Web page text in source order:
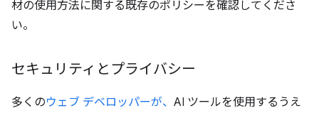
材の使用方法に関する既存のポリシーを確認してくださ
い。
セキュリティとプライバシー
多くのウェブ デベロッパーが、 AI ツールを使用するうえ